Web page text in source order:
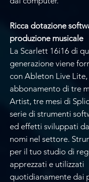
Ricca dotazione
produzione musicale
La Scarlett 16i16 di
generazione viene
con Ableton Live Lite,
abbonamento di tre
Artist, tre mesi di
serie di strumenti
ed effetti sviluppati
nomi nel settore.
per il tuo studio di
apprezzati e utilizzati
quotidianamente dai